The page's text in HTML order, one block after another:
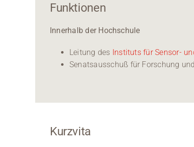
Funktionen
Innerhalb der Hochschule
Leitung des Instituts für Sensor-
Senatsausschuß für Forschung
Kurzvita